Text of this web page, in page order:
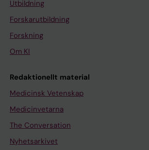
Utbildning
Forskarutbildning
Forskning
Om KI
Redaktionellt material
Medicinsk Vetenskap
Medicinvetarna
The Conversation
Nyhetsarkivet